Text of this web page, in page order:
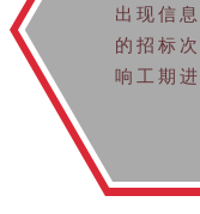
出现信
的招标
响工期